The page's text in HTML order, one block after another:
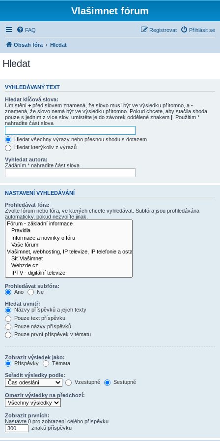
Vlašimnet fórum
FAQ Přihlásit se
Registrovat
Obsah fóra Hledat
Hledat
VYHLEDÁVANÝ TEXT
Hledat klíčová slova:
Umístění + před slovem znamená, že slovo musí být ve výsledku přítomno, a -
znamená, že slovo nemá být ve výsledku přítomno. Pokud chcete, aby stačila shoda
pouze s jedním z více slov, umístěte je do závorek oddělené znakem | . Použitím *
nahradíte část slova
Hledat všechny výrazy nebo přesnou shodu s dotazem
Hledat kterýkoliv z výrazů
Vyhledat autora:
Zadáním * nahradíte část slova
NASTAVENÍ VYHLEDÁVÁNÍ
Prohledávat fóra:
Zvolte fórum nebo fóra, ve kterých chcete vyhledávat. Subfóra jsou prohledávána
automaticky, pokud nezvolíte jinak.
Prohledávat subfóra:
Ano
Ne
Hledat uvnitř:
Názvy příspěvků a jejich texty
Pouze text příspěvku
Pouze názvy příspěvků
Pouze první příspěvek v tématu
Zobrazit výsledek jako:
Příspěvky
Témata
Seřadit výsledky podle:
Vzestupně
Sestupně
Omezit výsledky na předchozí:
Zobrazit prvních:
Nastavte 0 pro zobrazení celého příspěvku.
znaků příspěvku